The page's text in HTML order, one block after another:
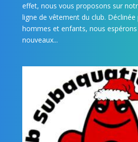
effet, nous vous proposons sur
ligne de vêtement du club.
hommes et enfants, nous espérons
nouveaux...